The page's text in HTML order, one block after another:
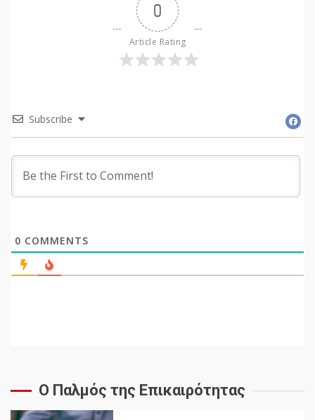
0
Article Rating
Subscribe
0 COMMENTS
Ο Παλμός της Επικαιρότητας